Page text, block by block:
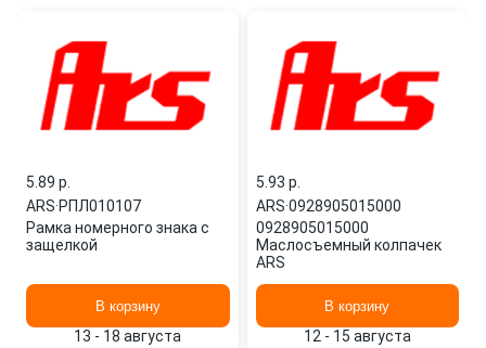
5.89 p.
ARS·РПЛ010107
Рамка номерного знака с
защелкой
В корзину
13 - 18 августа
5.93 p.
ARS·0928905015000
0928905015000
Маслосъемный колпачек
ARS
В корзину
12 - 15 августа